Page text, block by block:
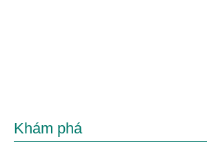
Khám phá